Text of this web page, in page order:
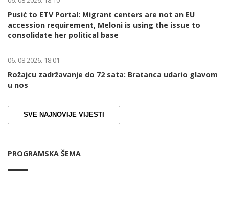
Pusić to ETV Portal: Migrant centers are not an EU
accession requirement, Meloni is using the issue to
consolidate her political base
06. 08 2026. 18:01
Rožajcu zadržavanje do 72 sata: Bratanca udario glavom
u nos
SVE NAJNOVIJE VIJESTI
PROGRAMSKA ŠEMA